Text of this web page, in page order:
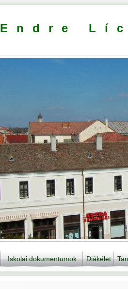
Endre
Iskolai dokumentumok Diákélet